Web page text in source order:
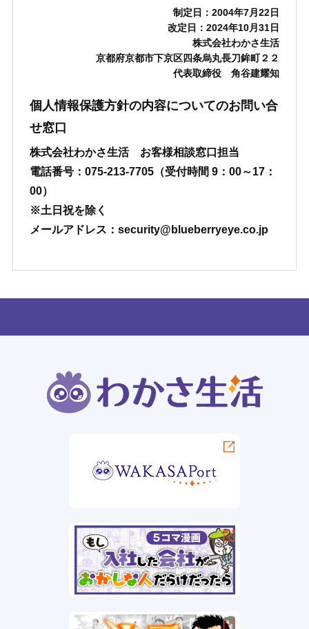
制定日：2004年7月22日
改定日：2024年10月31日
株式会社わかさ生活
京都府京都市下京区四条烏丸長刀鉾町２２
代表取締役 角谷建耀知
個人情報保護方針の内容についてのお問い合
せ窓口
株式会社わかさ生活 お客様相談窓口担当
電話番号：075-213-7705（受付時間 9：00～17：
00）
※土日祝を除く
メールアドレス：security@blueberryeye.co.jp